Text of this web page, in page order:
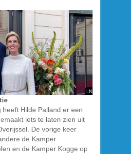
heeft Hilde Palland er een
iets te laten zien uit
De vorige keer
de Kamper
en de Kamper Kogge op